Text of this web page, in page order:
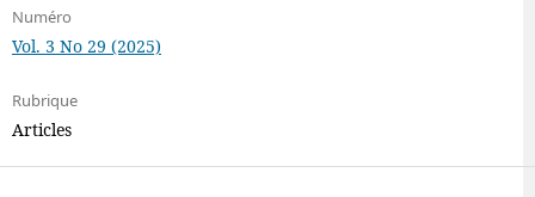
Numéro
Vol. 3 No 29 (2025)
Rubrique
Articles